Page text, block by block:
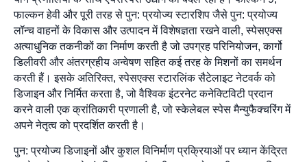
फाल्कन हेवी और पूरी तरह से पुन: प्रयोज्य स्टारशिप जैसे पुन: प्रयोज्य
लॉन्च वाहनों के विकास और उत्पादन में विशेषज्ञता रखने वाली, स्पेसएक्स
अत्याधुनिक तकनीकों का निर्माण करती है जो उपग्रह परिनियोजन, कार्गो
डिलीवरी और अंतरग्रहीय अन्वेषण सहित कई तरह के मिशनों का समर्थन
करती हैं। इसके अतिरिक्त, स्पेसएक्स स्टारलिंक सैटेलाइट नेटवर्क को
डिजाइन और निर्मित करता है, जो वैश्विक इंटरनेट कनेक्टिविटी प्रदान
करने वाली एक क्रांतिकारी प्रणाली है, जो स्केलेबल स्पेस मैन्युफैक्चरिंग में
अपने नेतृत्व को प्रदर्शित करती है।
पुन: प्रयोज्य डिजाइनों और कुशल विनिर्माण प्रक्रियाओं पर ध्यान केंद्रित